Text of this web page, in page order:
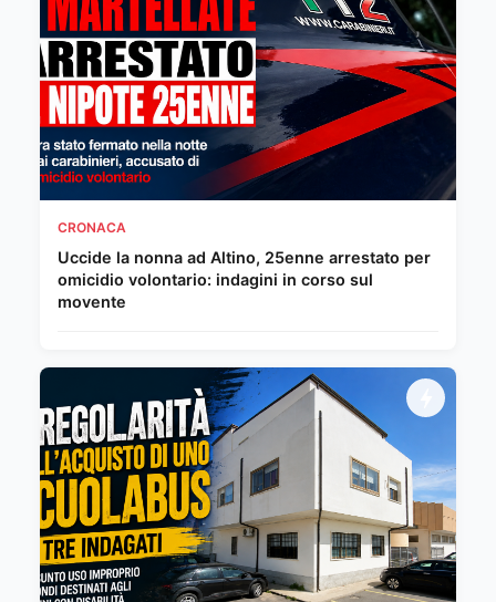
CRONACA
Uccide la nonna ad Altino, 25enne arrestato per
omicidio volontario: indagini in corso sul
movente